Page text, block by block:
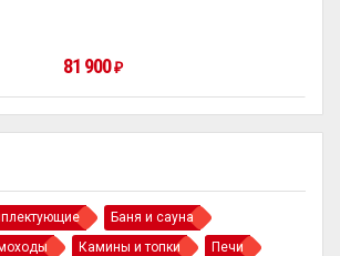
Баня и сауна
Камины и топки
Печи
81 900₽